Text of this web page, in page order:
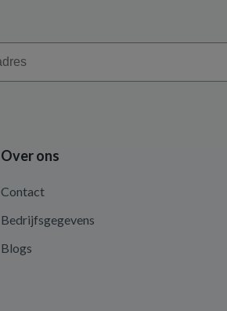
Over ons
Contact
Bedrijfsgegevens
Blogs